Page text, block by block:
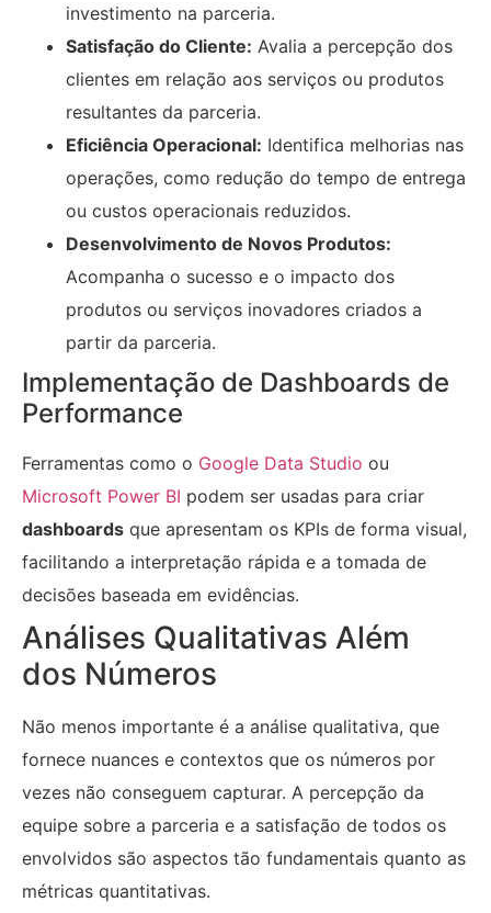
investimento na parceria.
Satisfação do Cliente: Avalia a percepção dos
clientes em relação aos serviços ou produtos
resultantes da parceria.
Eficiência Operacional: Identifica melhorias nas
operações, como redução do tempo de entrega
ou custos operacionais reduzidos.
Desenvolvimento de Novos Produtos:
Acompanha o sucesso e o impacto dos
produtos ou serviços inovadores criados a
partir da parceria.
Implementação de Dashboards de
Performance
Ferramentas como o Google Data Studio ou
Microsoft Power BI podem ser usadas para criar
dashboards que apresentam os KPIs de forma visual,
facilitando a interpretação rápida e a tomada de
decisões baseada em evidências.
Análises Qualitativas Além
dos Números
Não menos importante é a análise qualitativa, que
fornece nuances e contextos que os números por
vezes não conseguem capturar. A percepção da
equipe sobre a parceria e a satisfação de todos os
envolvidos são aspectos tão fundamentais quanto as
métricas quantitativas.